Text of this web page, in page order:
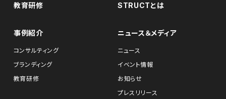
教育研修 STRUCTとは
事例紹介
コンサルティング
ブランディング
教育研修
ニュース＆メディア
ニュース
イベント情報
お知らせ
プレスリリース